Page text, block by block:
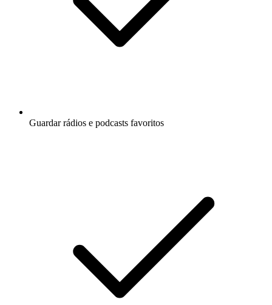
Guardar rádios e podcasts favoritos